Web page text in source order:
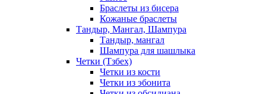
Браслеты из бисера
Кожаные браслеты
Тандыр, Мангал, Шампура
Тандыр, мангал
Шампура для шашлыка
Четки (Тзбех)
Четки из кости
Четки из эбонита